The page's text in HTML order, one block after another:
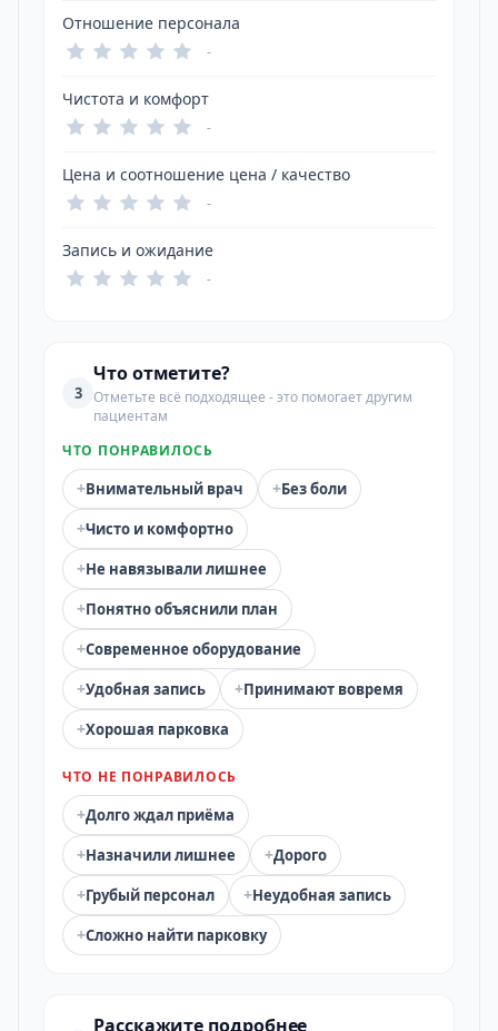
Отношение персонала
-
Чистота и комфорт
-
Цена и соотношение цена / качество
-
Запись и ожидание
-
3
Что отметите?
Отметьте всё подходящее - это помогает другим
пациентам
ЧТО ПОНРАВИЛОСЬ
+Внимательный врач +Без боли
+Чисто и комфортно
+Не навязывали лишнее
+Понятно объяснили план
+Современное оборудование
+Удобная запись +Принимают вовремя
+Хорошая парковка
ЧТО НЕ ПОНРАВИЛОСЬ
+Долго ждал приёма
+Назначили лишнее +Дорого
+Грубый персонал +Неудобная запись
+Сложно найти парковку
Расскажите подробнее